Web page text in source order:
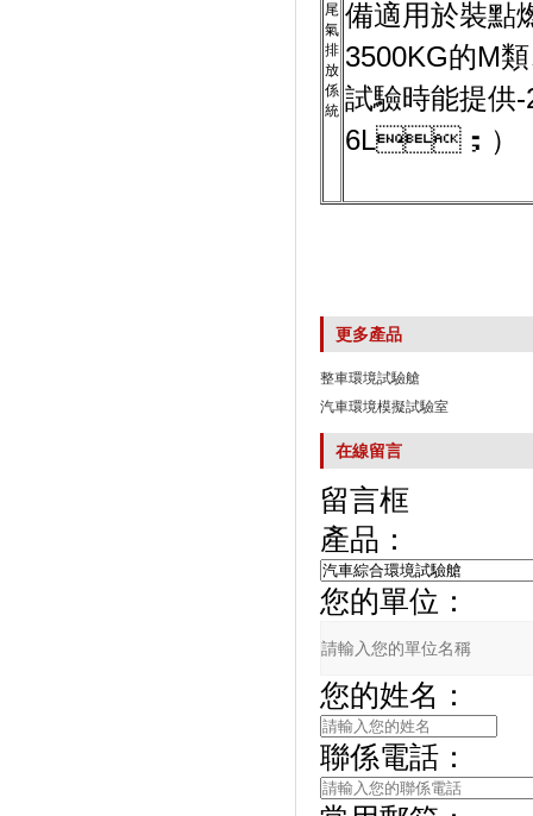
尾
氣
排
放
係
統
備適用於裝點
3500KG的M類
試驗時能提供-
6L；）（
更多產品
整車環境試驗艙
汽車環境模擬試驗室
在線留言
留言框
產品：
您的單位：
您的姓名：
聯係電話：